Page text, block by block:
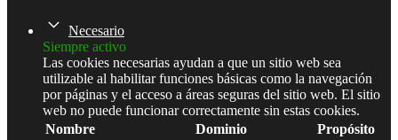
Necesario
Siempre activo
Las cookies necesarias ayudan a que un sitio web sea
utilizable al habilitar funciones básicas como la navegación
por páginas y el acceso a áreas seguras del sitio web. El sitio
web no puede funcionar correctamente sin estas cookies.
Nombre
Dominio Propósito